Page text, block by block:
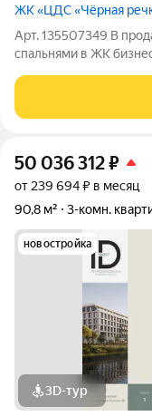
ЖК «ЦДС «Чёрная
Арт. 135507349 В
спальнями в ЖК бизнес
остаться с первой
молдинги на заказ,
50 036 312₽
от 239 694 ₽ в месяц
90,8 м²
3-комн.
новостройка
3D-тур